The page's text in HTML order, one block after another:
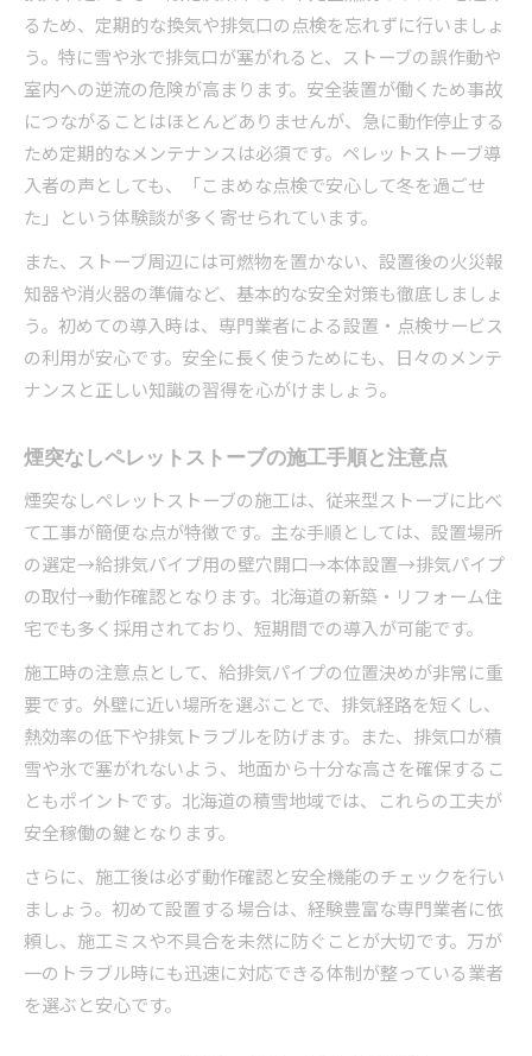
るため、定期的な換気や排気口の点検を忘れずに行いましょ
う。特に雪や氷で排気口が塞がれると、ストーブの誤作動や
室内への逆流の危険が高まります。安全装置が働くため事故
につながることはほとんどありませんが、急に動作停止する
ため定期的なメンテナンスは必須です。ペレットストーブ導
入者の声としても、「こまめな点検で安心して冬を過ごせ
た」という体験談が多く寄せられています。
また、ストーブ周辺には可燃物を置かない、設置後の火災報
知器や消火器の準備など、基本的な安全対策も徹底しましょ
う。初めての導入時は、専門業者による設置・点検サービス
の利用が安心です。安全に長く使うためにも、日々のメンテ
ナンスと正しい知識の習得を心がけましょう。
煙突なしペレットストーブの施工手順と注意点
煙突なしペレットストーブの施工は、従来型ストーブに比べ
て工事が簡便な点が特徴です。主な手順としては、設置場所
の選定→給排気パイプ用の壁穴開口→本体設置→排気パイプ
の取付→動作確認となります。北海道の新築・リフォーム住
宅でも多く採用されており、短期間での導入が可能です。
施工時の注意点として、給排気パイプの位置決めが非常に重
要です。外壁に近い場所を選ぶことで、排気経路を短くし、
熱効率の低下や排気トラブルを防げます。また、排気口が積
雪や氷で塞がれないよう、地面から十分な高さを確保するこ
ともポイントです。北海道の積雪地域では、これらの工夫が
安全稼働の鍵となります。
さらに、施工後は必ず動作確認と安全機能のチェックを行い
ましょう。初めて設置する場合は、経験豊富な専門業者に依
頼し、施工ミスや不具合を未然に防ぐことが大切です。万が
一のトラブル時にも迅速に対応できる体制が整っている業者
を選ぶと安心です。